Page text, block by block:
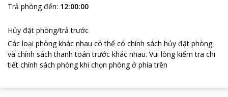
Trả phòng đến: 12:00:00
Hủy đặt phòng/trả trước
Các loại phòng khác nhau có thể có chính sách hủy đặt phòng
và chính sách thanh toán trước khác nhau. Vui lòng kiểm tra chi
tiết chính sách phòng khi chọn phòng ở phía trên